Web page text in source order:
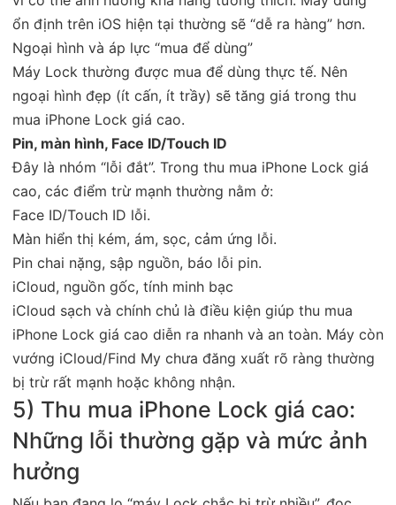
ổn định trên iOS hiện tại thường sẽ “dễ ra hàng” hơn.
Ngoại hình và áp lực “mua để dùng”
Máy Lock thường được mua để dùng thực tế. Nên
ngoại hình đẹp (ít cấn, ít trầy) sẽ tăng giá trong thu
mua iPhone Lock giá cao.
Pin, màn hình, Face ID/Touch ID
Đây là nhóm “lỗi đắt”. Trong thu mua iPhone Lock giá
cao, các điểm trừ mạnh thường nằm ở:
Face ID/Touch ID lỗi.
Màn hiển thị kém, ám, sọc, cảm ứng lỗi.
Pin chai nặng, sập nguồn, báo lỗi pin.
iCloud, nguồn gốc, tính minh bạc
iCloud sạch và chính chủ là điều kiện giúp thu mua
iPhone Lock giá cao diễn ra nhanh và an toàn. Máy còn
vướng iCloud/Find My chưa đăng xuất rõ ràng thường
bị trừ rất mạnh hoặc không nhận.
5) Thu mua iPhone Lock giá cao:
Những lỗi thường gặp và mức ảnh
hưởng